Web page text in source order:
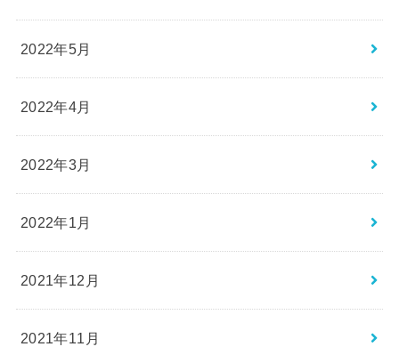
2022年5月
2022年4月
2022年3月
2022年1月
2021年12月
2021年11月